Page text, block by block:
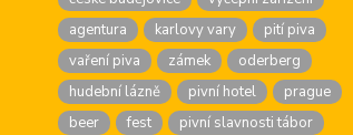
agentura
karlovy vary
pití piva
vaření piva
zámek
oderberg
hudební lázně
pivní hotel
prague
beer
fest
pivní slavnosti tábor